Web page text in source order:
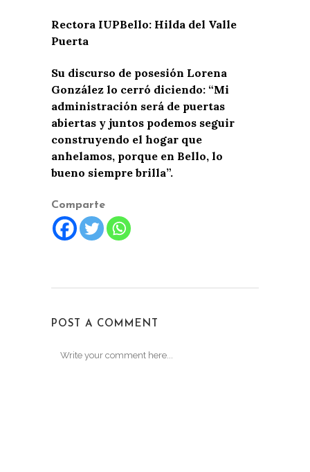
Rectora IUPBello: Hilda del Valle
Puerta
Su discurso de posesión Lorena
González lo cerró diciendo: “Mi
administración será de puertas
abiertas y juntos podemos seguir
construyendo el hogar que
anhelamos, porque en Bello, lo
bueno siempre brilla”.
Comparte
POST A COMMENT